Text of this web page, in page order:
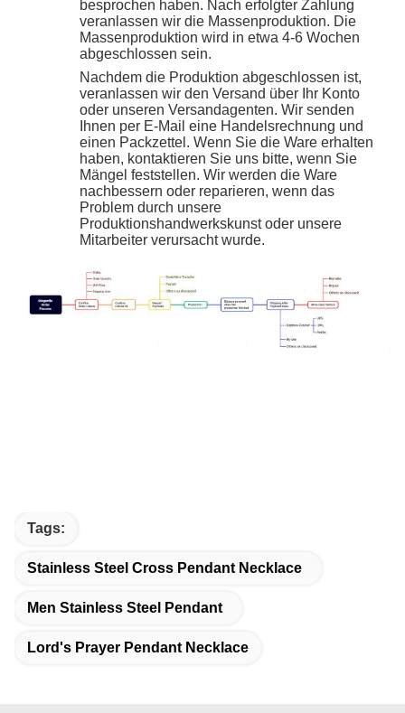
besprochen haben. Nach erfolgter Zahlung
veranlassen wir die Massenproduktion. Die
Massenproduktion wird in etwa 4-6 Wochen
abgeschlossen sein.
Nachdem die Produktion abgeschlossen ist,
veranlassen wir den Versand über Ihr Konto
oder unseren Versandagenten. Wir senden
Ihnen per E-Mail eine Handelsrechnung und
einen Packzettel. Wenn Sie die Ware erhalten
haben, kontaktieren Sie uns bitte, wenn Sie
Mängel feststellen. Wir werden die Ware
nachbessern oder reparieren, wenn das
Problem durch unsere
Produktionshandwerkskunst oder unsere
Mitarbeiter verursacht wurde.
Tags:
Stainless Steel Cross Pendant Necklace
Men Stainless Steel Pendant
Lord's Prayer Pendant Necklace